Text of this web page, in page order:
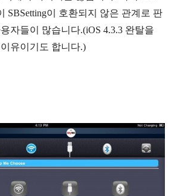
SBSetting이 호환되지 않은 관계로 판
자들이 많습니다.(iOS 4.3.3 완탈을
유이기도 합니다.)